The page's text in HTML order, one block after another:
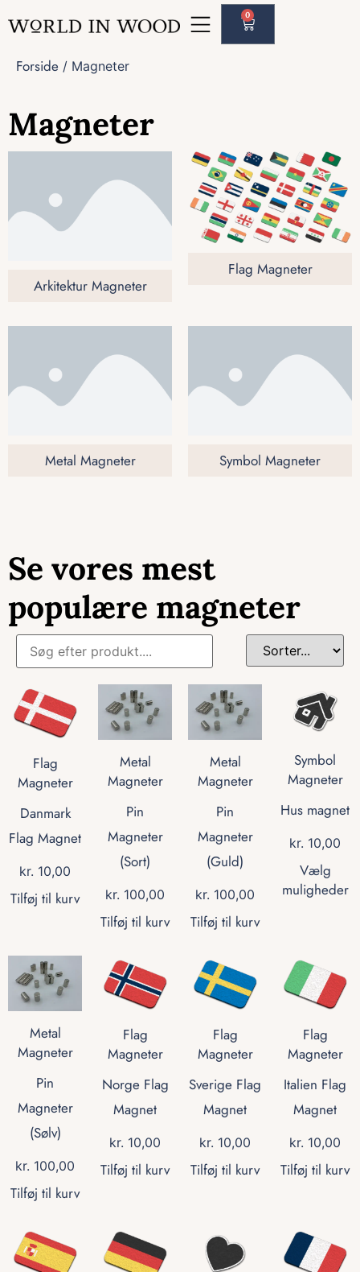
0
Forside / Magneter
Magneter
Arkitektur Magneter
Flag Magneter
Metal Magneter Symbol Magneter
Se vores mest
populære magneter
Flag
Magneter
Danmark
Flag Magnet
kr. 10,00
Tilføj til kurv
Metal
Magneter
Pin
Magneter
(Sort)
kr. 100,00
Tilføj til kurv
Metal
Magneter
Pin
Magneter
(Guld)
kr. 100,00
Tilføj til kurv
Symbol
Magneter
Hus magnet
kr. 10,00
Vælg
muligheder
Metal
Magneter
Pin
Magneter
(Sølv)
kr. 100,00
Tilføj til kurv
Flag
Magneter
Norge Flag
Magnet
kr. 10,00
Tilføj til kurv
Flag
Magneter
Sverige Flag
Magnet
kr. 10,00
Tilføj til kurv
Flag
Magneter
Italien Flag
Magnet
kr. 10,00
Tilføj til kurv